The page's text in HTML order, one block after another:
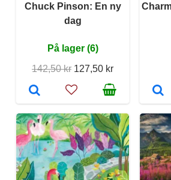
Chuck Pinson: En ny
dag
På lager (6)
142,50 kr 127,50 kr